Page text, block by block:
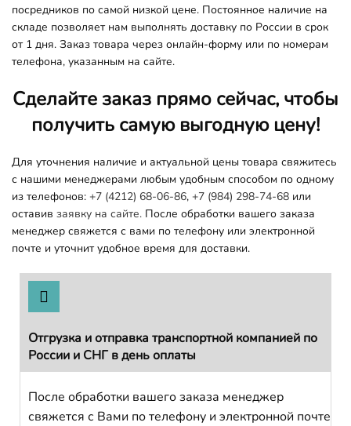
посредников по самой низкой цене. Постоянное наличие на
складе позволяет нам выполнять доставку по России в срок
от 1 дня. Заказ товара через онлайн-форму или по номерам
телефона, указанным на сайте.
Сделайте заказ прямо сейчас, чтобы
получить самую выгодную цену!
Для уточнения наличие и актуальной цены товара свяжитесь
с нашими менеджерами любым удобным способом по одному
из телефонов: +7 (4212) 68-06-86, +7 (984) 298-74-68 или
оставив заявку на сайте. После обработки вашего заказа
менеджер свяжется с вами по телефону или электронной
почте и уточнит удобное время для доставки.
Отгрузка и отправка транспортной компанией по
России и СНГ в день оплаты
После обработки вашего заказа менеджер
свяжется с Вами по телефону и электронной почте